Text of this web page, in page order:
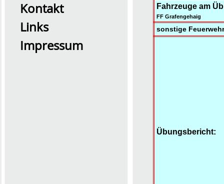
Kontakt
Links
Impressum
Fahrzeuge am
FF Grafengehaig
sonstige
Übungsbericht: